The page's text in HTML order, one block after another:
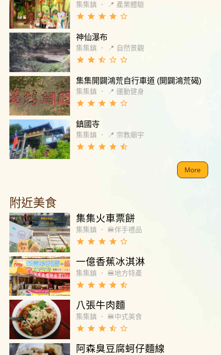
集集鎮 ． 📍 產業體驗
grade grade grade grade star_border
神仙瀑布
集集鎮 ． 📍 自然景觀
grade grade star_half star_border star_border
集集開闢鴻荒自行車道 (開闢鴻荒碣)
集集鎮 ． 📍 運動健身
grade grade grade grade star_border
鎮國寺
集集鎮 ． 📍 宗教廟宇
grade grade grade grade star_half
More
附近美食
集集火車票餅
集集鎮 ． 🍔伴手禮品
grade grade grade grade star_border
一億香蕉冰淇淋
集集鎮 ． 🍔地方特產
grade grade grade grade star_half
八張牛肉麵
集集鎮 ． 🍔中式美食
grade grade grade star_half star_border
阿森臭豆腐蚵仔麵線